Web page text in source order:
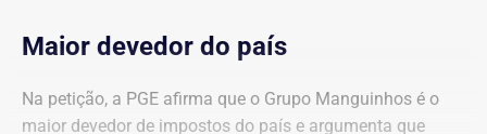
Maior devedor do país
Na petição, a PGE afirma que o Grupo Manguinhos é o
maior devedor de impostos do país e argumenta que